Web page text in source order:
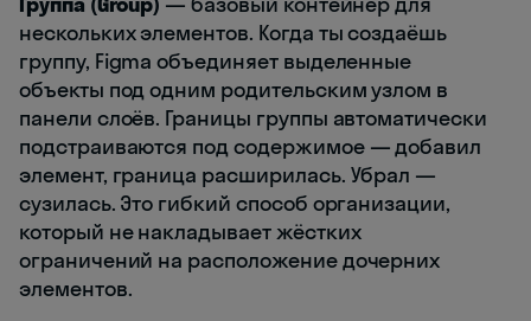
нескольких элементов. Когда ты создаёшь
группу, Figma объединяет выделенные
объекты под одним родительским узлом в
панели слоёв. Границы группы автоматически
подстраиваются под содержимое — добавил
элемент, граница расширилась. Убрал —
сузилась. Это гибкий способ организации,
который не накладывает жёстких
ограничений на расположение дочерних
элементов.